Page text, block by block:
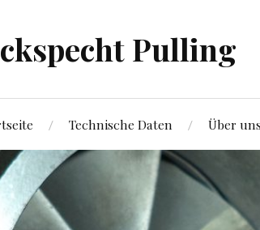
Pulling
Technische Daten Über